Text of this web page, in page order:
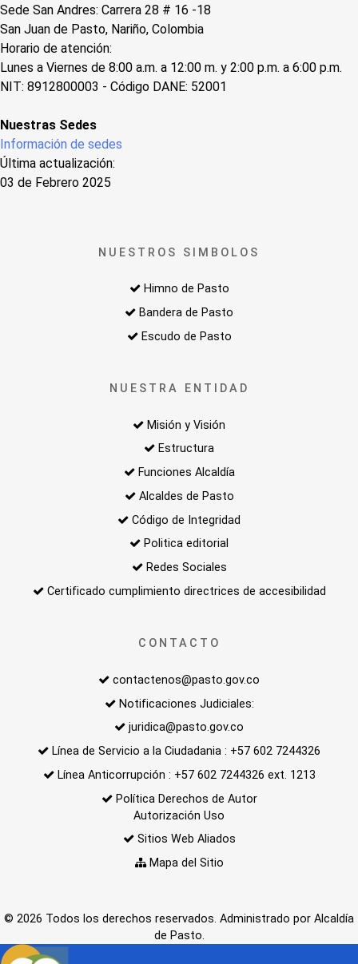
Sede San Andres: Carrera 28 # 16 -18
San Juan de Pasto, Nariño, Colombia
Horario de atención:
Lunes a Viernes de 8:00 a.m. a 12:00 m. y 2:00 p.m. a 6:00 p.m.
NIT: 8912800003 - Código DANE: 52001
Nuestras Sedes
Información de sedes
Última actualización:
03 de Febrero 2025
NUESTROS SIMBOLOS
Himno de Pasto
Bandera de Pasto
Escudo de Pasto
NUESTRA ENTIDAD
Misión y Visión
Estructura
Funciones Alcaldía
Alcaldes de Pasto
Código de Integridad
Politica editorial
Redes Sociales
Certificado cumplimiento directrices de accesibilidad
CONTACTO
contactenos@pasto.gov.co
Notificaciones Judiciales:
juridica@pasto.gov.co
Línea de Servicio a la Ciudadania : +57 602 7244326
Línea Anticorrupción : +57 602 7244326 ext. 1213
Política Derechos de Autor
Autorización Uso
Sitios Web Aliados
Mapa del Sitio
© 2026 Todos los derechos reservados. Administrado por Alcaldía
de Pasto.